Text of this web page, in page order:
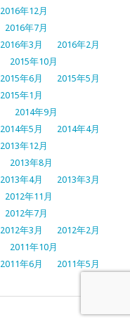
2016年12月
2016年7月
2016年3月
2016年2月
2015年10月
2015年6月
2015年5月
2015年1月
2014年9月
2014年5月
2014年4月
2013年12月
2013年8月
2013年4月
2013年3月
2012年11月
2012年7月
2012年3月
2012年2月
2011年10月
2011年6月 2011年5月